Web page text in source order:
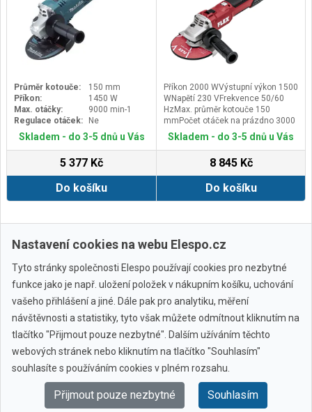
Průměr kotouče:
150 mm
Příkon:
1450 W
Max. otáčky:
9000 min-1
Regulace otáček:
Ne
Skladem - do 3-5 dnů u Vás
5 377 Kč
Do košíku
Příkon 2000 WVýstupní výkon 1500
WNapětí 230 VFrekvence 50/60
HzMax. průměr kotouče 150
mmPočet otáček na prázdno 3000
- 10000 1/minUpnutí nástroje
úhlové brusky M 14Obvod
mTyp kabelu Červená
zástrčkaRozměry dxšxv 350 x 75 x
105 mmHmotnost 2,75 kg
Skladem - do 3-5 dnů u Vás
8 845 Kč
Do košíku
Zobrazit další
Všechny značky
© 2010 - 2026 Elespo.cz
Nastavení cookies na webu Elespo.cz
Tyto stránky společnosti Elespo používají cookies pro nezbytné
funkce jako je např. uložení položek v nákupním košíku, uchování
vašeho přihlášení a jiné. Dále pak pro analytiku, měření
návštěvnosti a statistiky, tyto však můžete odmítnout kliknutím na
tlačítko "Přijmout pouze nezbytné". Dalším užíváním těchto
webových stránek nebo kliknutím na tlačítko "Souhlasím"
souhlasíte s používáním cookies v plném rozsahu.
Přijmout pouze nezbytné Souhlasím